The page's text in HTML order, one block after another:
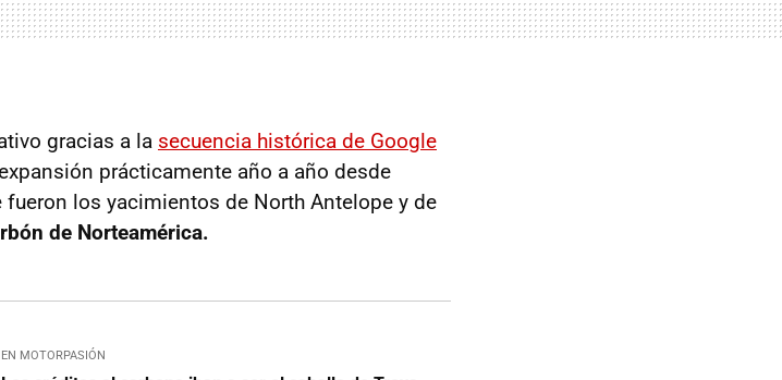
gracias a la secuencia histórica de Google
prácticamente año a año desde
los yacimientos de North Antelope y de
de Norteamérica.
EN MOTORPASIÓN